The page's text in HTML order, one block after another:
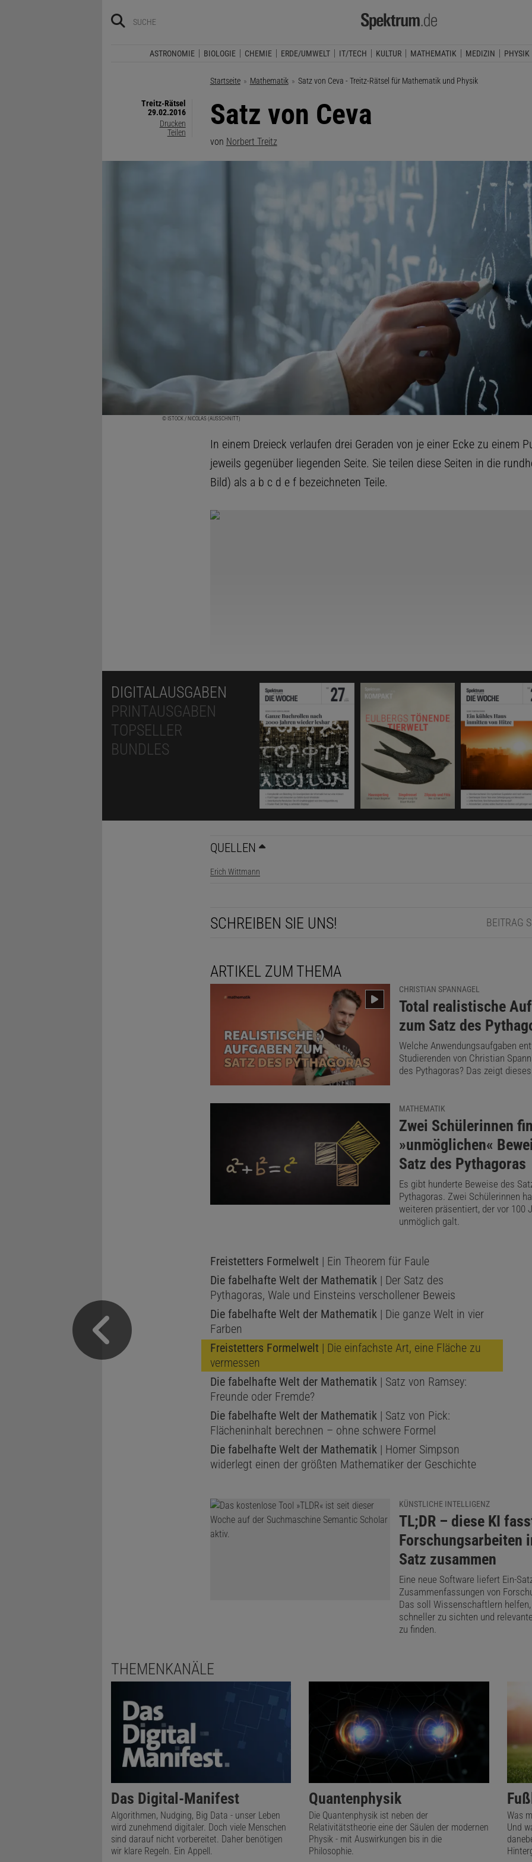
ASTRONOMIE BIOLOGIE CHEMIE ERDE/UMWELT IT/TECH KULTUR MATHEMATIK MEDIZIN PHYSIK
Startseite Mathematik Aktuelle Seite:
Satz von Ceva - Treitz-Rätsel für Mathematik und Physik
Treitz-Rätsel
29.02.2016
Drucken
Teilen
Satz von Ceva
von Norbert Treitz
© ISTOCK / NICOLAS (AUSSCHNITT)
In einem Dreieck verlaufen drei Geraden von je einer Ecke zu einem
jeweils gegenüber liegenden Seite. Sie teilen diese Seiten in die
Bild) als a b c d e f bezeichneten Teile.
© NORBERT TREITZ (AUSSCHNITT)
Man beweise: Wenn sie sich in einem gemeinsamen Punkt
TIPP ANZEIGEN
LÖSUNG ANZEIGEN
Diesen Artikel empfehlen:
Physik an der Universität Duisburg-Essen.
DIGITALAUSGABEN
PRINTAUSGABEN
TOPSELLER
BUNDLES
QUELLEN
Erich Wittmann
SCHREIBEN SIE UNS! BEITRAG
ARTIKEL ZUM THEMA
CHRISTIAN SPANNAGEL
:
Total realistische
zum Satz des
Welche Anwendungsaufgaben
Studierenden von Christian
des Pythagoras? Das zeigt
MATHEMATIK
:
Zwei Schülerinnen
»unmöglichen«
Satz des Pythagoras
Es gibt hunderte Beweise des
Pythagoras. Zwei Schülerinnen
weiteren präsentiert, der vor 100
unmöglich galt.
Freistetters Formelwelt | Ein Theorem für Faule
Die fabelhafte Welt der Mathematik| Der Satz des
Pythagoras, Wale und Einsteins verschollener Beweis
Die fabelhafte Welt der Mathematik| Die ganze Welt in vier
Farben
Freistetters Formelwelt | Die einfachste Art, eine Fläche zu
vermessen
Die fabelhafte Welt der Mathematik| Satz von Ramsey:
Freunde oder Fremde?
Die fabelhafte Welt der Mathematik| Satz von Pick:
Flächeninhalt berechnen – ohne schwere Formel
Die fabelhafte Welt der Mathematik| Homer Simpson
widerlegt einen der größten Mathematiker der Geschichte
KÜNSTLICHE INTELLIGENZ
:
TL;DR – diese KI
Forschungsarbeiten
Satz zusammen
Eine neue Software liefert Ein-
Zusammenfassungen von
Das soll Wissenschaftlern
schneller zu sichten und
zu finden.
THEMENKANÄLE
Das Digital-Manifest
Algorithmen, Nudging, Big Data - unser Leben
wird zunehmend digitaler. Doch viele Menschen
sind darauf nicht vorbereitet. Daher benötigen
wir klare Regeln. Ein Appell.
Quantenphysik
Die Quantenphysik ist neben der
Relativitätstheorie eine der Säulen der modernen
Physik - mit Auswirkungen bis in die
Philosophie.
Was
Und